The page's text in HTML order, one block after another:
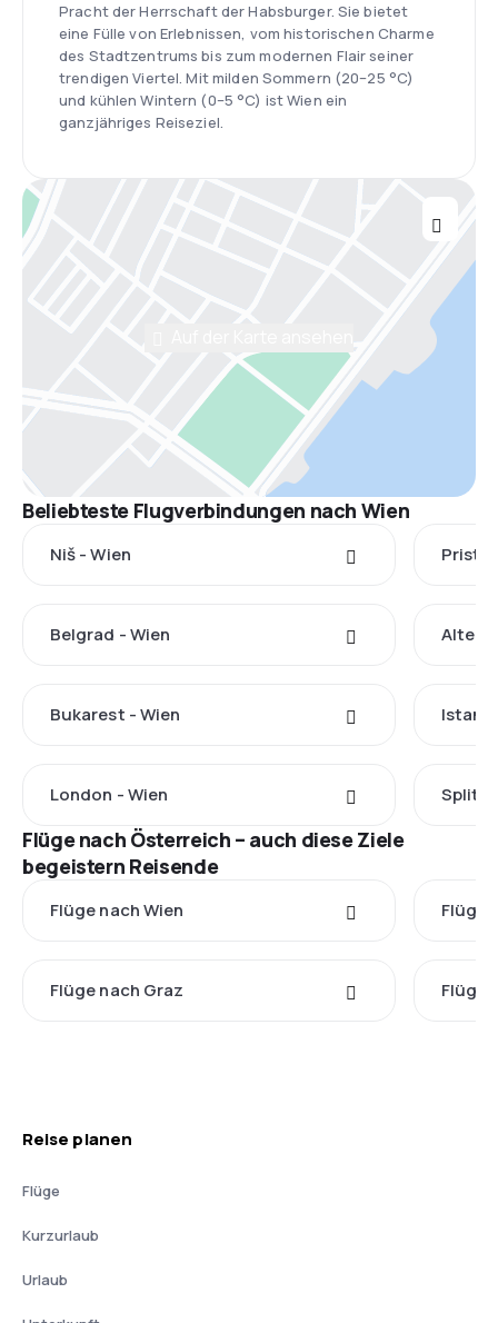
Pracht der Herrschaft der Habsburger. Sie bietet
eine Fülle von Erlebnissen, vom historischen Charme
des Stadtzentrums bis zum modernen Flair seiner
trendigen Viertel. Mit milden Sommern (20–25 °C)
und kühlen Wintern (0–5 °C) ist Wien ein
ganzjähriges Reiseziel.
Beliebteste Flugverbindungen nach Wien
Niš - Wien
Belgrad - Wien
Bukarest - Wien
London - Wien Split -
Flüge nach Österreich – auch diese Ziele
begeistern Reisende
Flüge nach Wien Flüge
Flüge nach Graz Flüge
Reise planen
Flüge
Kurzurlaub
Urlaub